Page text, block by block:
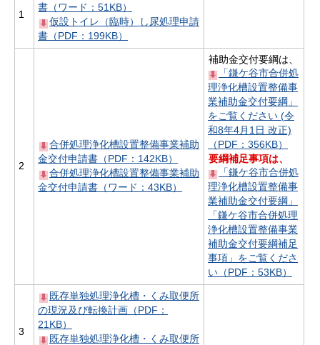
1
書（ワード：51KB）
仮設トイレ（臨時）し尿処理申請
書（PDF：199KB）
2
合併処理浄化槽設置整備事業補助
金交付申請書（PDF：142KB）
合併処理浄化槽設置整備事業補助
金交付申請書（ワード：43KB）
補助金交付要綱は、
「鎌ケ谷市合併処
理浄化槽設置整備事
業補助金交付要綱」
をご覧ください (令
和8年4月1日 改正)
（PDF：356KB）
要綱補足事項は、
「鎌ケ谷市合併処
理浄化槽設置整備事
業補助金交付要綱」
「鎌ケ谷市合併処理
浄化槽設置整備事業
補助金交付要綱補足
事項」をご覧くださ
い（PDF：53KB）
3
既存単独処理浄化槽・くみ取便所
の現況及び転換計画（PDF：
21KB）
既存単独処理浄化槽・くみ取便所